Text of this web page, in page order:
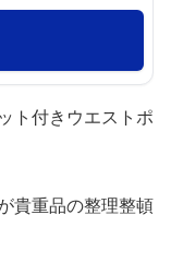
ト付きウエストポ
貴重品の整理整頓